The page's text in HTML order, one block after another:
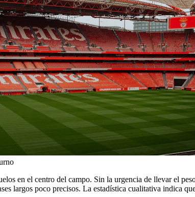
en el centro del campo. Sin la urgencia de llevar el
largos poco precisos. La estadística cualitativa indica